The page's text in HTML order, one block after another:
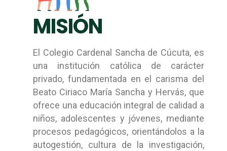
MISIÓN
El Colegio Cardenal Sancha de Cúcuta, es
una institución católica de carácter
privado, fundamentada en el carisma del
Beato Ciriaco María Sancha y Hervás, que
ofrece una educación integral de calidad a
niños, adolescentes y jóvenes, mediante
procesos pedagógicos, orientándolos a la
autogestión, cultura de la investigación,